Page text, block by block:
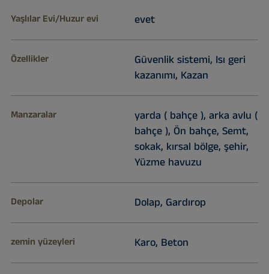
Yaşlılar Evi/Huzur evi evet
Özellikler
Güvenlik sistemi, Isı geri
kazanımı, Kazan
Manzaralar
yarda ( bahçe ), arka avlu (
bahçe ), Ön bahçe, Semt,
sokak, kırsal bölge, şehir,
Yüzme havuzu
Depolar Dolap, Gardırop
zemin yüzeyleri Karo, Beton